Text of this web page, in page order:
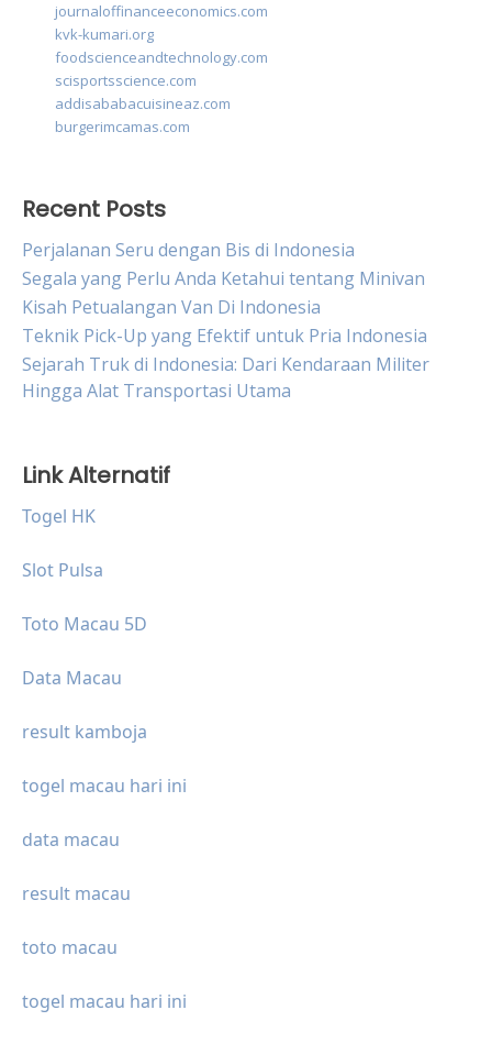
journaloffinanceeconomics.com
kvk-kumari.org
foodscienceandtechnology.com
scisportsscience.com
addisababacuisineaz.com
burgerimcamas.com
Recent Posts
Perjalanan Seru dengan Bis di Indonesia
Segala yang Perlu Anda Ketahui tentang Minivan
Kisah Petualangan Van Di Indonesia
Teknik Pick-Up yang Efektif untuk Pria Indonesia
Sejarah Truk di Indonesia: Dari Kendaraan Militer
Hingga Alat Transportasi Utama
Link Alternatif
Togel HK
Slot Pulsa
Toto Macau 5D
Data Macau
result kamboja
togel macau hari ini
data macau
result macau
toto macau
togel macau hari ini